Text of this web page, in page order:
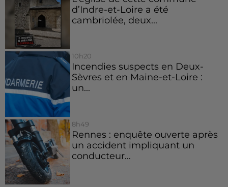
d’Indre-et-Loire a été
cambriolée, deux...
10h20
Incendies suspects en Deux-
Sèvres et en Maine-et-Loire :
un...
8h49
Rennes : enquête ouverte après
un accident impliquant un
conducteur...